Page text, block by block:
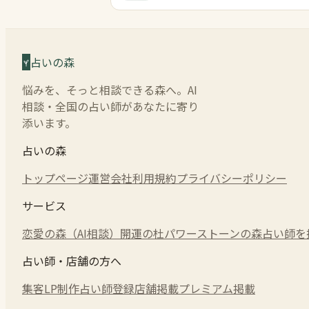
占いの森
悩みを、そっと相談できる森へ。AI
相談・全国の占い師があなたに寄り
添います。
占いの森
トップページ運営会社利用規約プライバシーポリシー
サービス
恋愛の森（AI相談） 開運の杜パワーストーンの森占い師
占い師・店舗の方へ
集客LP制作占い師登録店舗掲載プレミアム掲載